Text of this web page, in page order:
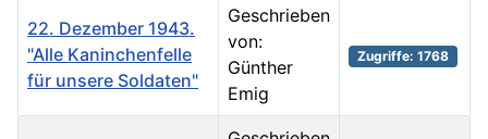
22. Dezember 1943.
"Alle Kaninchenfelle
für unsere Soldaten"
Geschrieben
von:
Günther
Emig
Zugriffe: 1768